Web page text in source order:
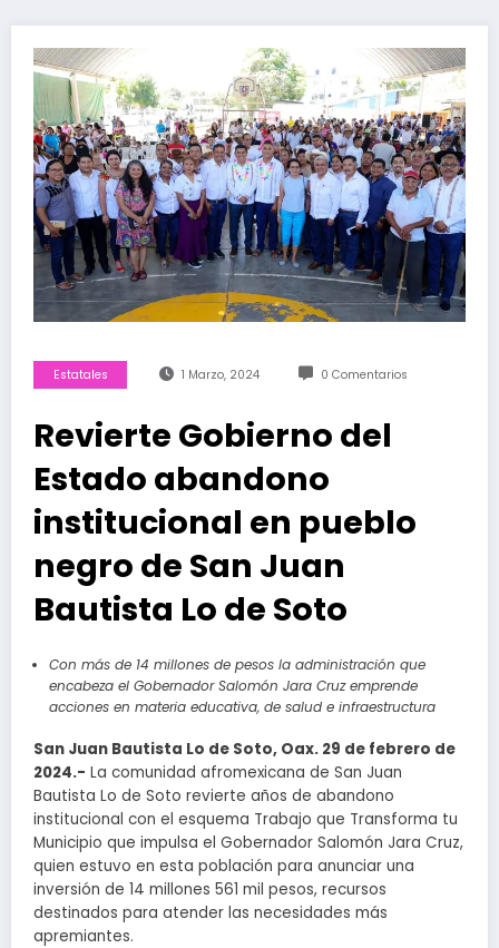
Estatales 1 Marzo, 2024 0 Comentarios
Revierte Gobierno del
Estado abandono
institucional en pueblo
negro de San Juan
Bautista Lo de Soto
Con más de 14 millones de pesos la administración que
encabeza el Gobernador Salomón Jara Cruz emprende
acciones en materia educativa, de salud e infraestructura
San Juan Bautista Lo de Soto, Oax. 29 de febrero de
2024.- La comunidad afromexicana de San Juan
Bautista Lo de Soto revierte años de abandono
institucional con el esquema Trabajo que Transforma tu
Municipio que impulsa el Gobernador Salomón Jara Cruz,
quien estuvo en esta población para anunciar una
inversión de 14 millones 561 mil pesos, recursos
destinados para atender las necesidades más
apremiantes.